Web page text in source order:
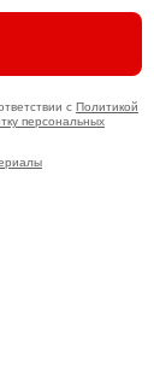
с Политикой
персональных